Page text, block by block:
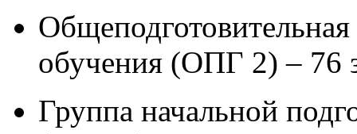
Общеподготовительная
обучения (ОПГ 2) – 76
Группа начальной